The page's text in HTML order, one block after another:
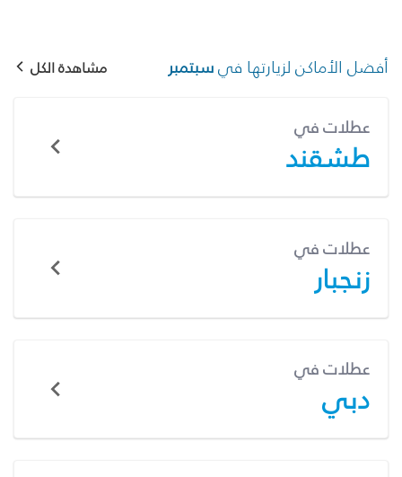
أفضل الأماكن لزيارتها فيسبتمبر مشاهدة الكل
عطلات في
طشقند
عطلات في
زنجبار
عطلات في
دبي